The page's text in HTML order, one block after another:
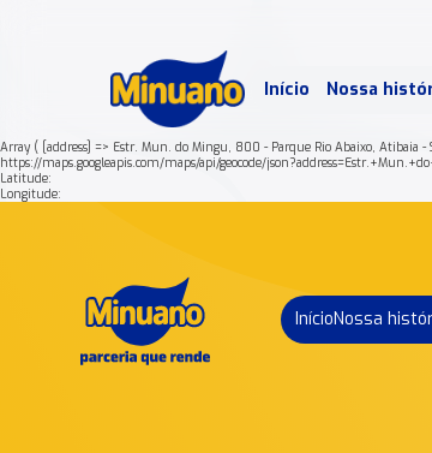
Início Nossa
Array ( [address] => Estr. Mun. do Mingu, 800 - Parque Rio Abaixo, Atibaia
https://maps.googleapis.com/maps/api/geocode/
Latitude:
Longitude:
InícioNossa